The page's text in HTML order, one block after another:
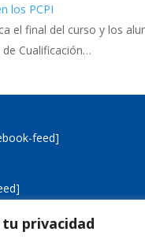
privacidad
los PCPI
el final del curso y los
Cualificación…
feed]